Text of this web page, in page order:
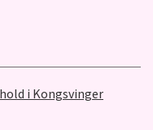
i Kongsvinger